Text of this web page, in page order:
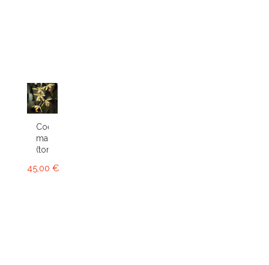
Coelogyne
massangeana
(tomentosa)
45,00 €